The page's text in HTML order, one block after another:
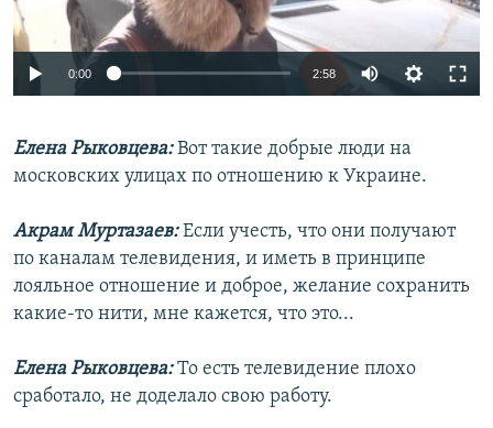
0:00 2:58
Елена Рыковцева:Вот такие добрые люди на
московских улицах по отношению к Украине.
Акрам Муртазаев:Если учесть, что они получают
по каналам телевидения, и иметь в принципе
лояльное отношение и доброе, желание сохранить
какие-то нити, мне кажется, что это...
Елена Рыковцева:То есть телевидение плохо
сработало, не доделало свою работу.